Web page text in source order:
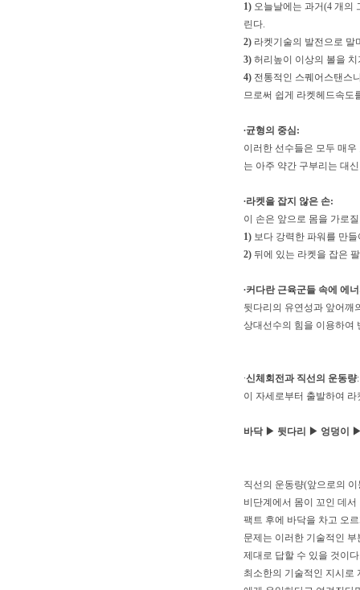
1) 오늘날에는 과거(4 개의
린다.
2) 라켓기술의 발전으로 말
3) 허리높이 이상의 볼을
4) 전통적인 스퀘어스탠스
므로써 쉽게 라켓헤드속도
∙균형의 중심:
이러한 선수들은 모두 매
는 아주 약간 구부리는 대
∙라켓을 잡지 않은 손:
이 손은 앞으로 몸을 가로
1) 보다 강력한 파워를 만
2) 뒤에 있는 라켓을 잡은
∙커다란 근육군들 속에 에
뒷다리의 유연성과 앞어깨
상대선수의 힘을 이용하여
∙신체회전과 직선의 운동량:
이 자세로부터 출발하여
바닥 ▶ 뒷다리 ▶ 엉덩이
직선의 운동량(앞으로의
비단계에서 몸이 꼬인 데
팩트 후에 바닥을 차고 오
문제는 이러한 기술적인
제대로 답할 수 있을 것이
최소한의 기술적인 지시로